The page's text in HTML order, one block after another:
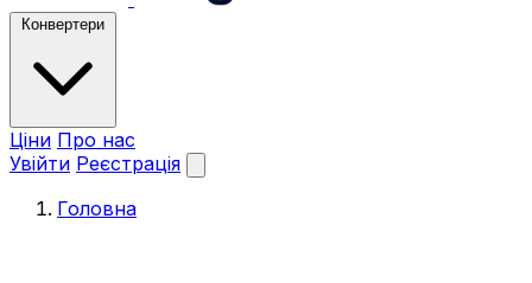
Конвертери
Ціни Про нас
Увійти Реєстрація
Головна